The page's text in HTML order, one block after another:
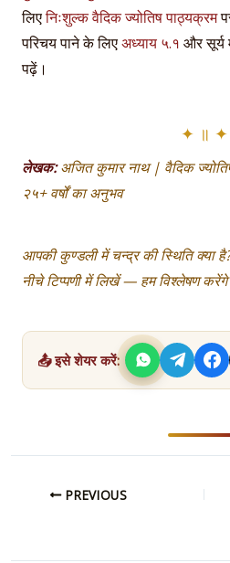
लिएनिःशुल्क वैदिक ज्योतिष पाठ्यक्रम
परिचय पाने के लिएअध्याय ५.१ और सूर्य
पढ़ें।
लेखक:अजित कुमार नाथ | वैदिक
२५+ वर्षों का अनुभव
आपकी कुण्डली में चन्द्र की स्थिति क्या
नीचे टिप्पणी में लिखें — हम विश्लेषण
📤 इसे शेयर करें:
PREVIOUS